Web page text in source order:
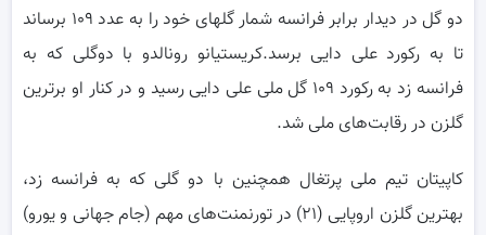
دو گل در دیدار برابر فرانسه شمار گلهای خود را به عدد ۱۰۹ برساند
تا به رکورد علی دایی برسد.کریستیانو رونالدو با دو‌گلی که به
فرانسه زد به رکورد ۱۰۹ گل ملی علی دایی رسید و در کنار او برترین
گلزن در رقابت‌های ملی شد.
‌کاپیتان تیم ملی پرتغال همچنین با دو گلی که به فرانسه زد،
بهترین گلزن اروپایی (۲۱) در تورنمنت‌های مهم (جام جهانی و یورو)